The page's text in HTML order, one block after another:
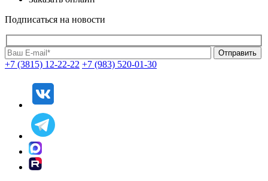
Подписаться на новости
+7 (3815) 12-22-22 +7 (983) 520-01-30